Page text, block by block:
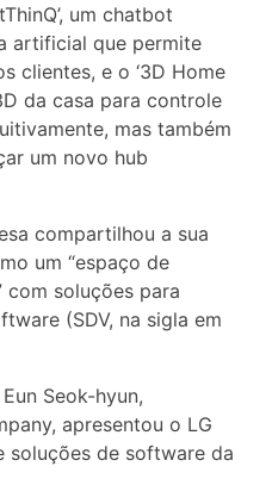
um chatbot
artificial que permite
clientes, e o ‘3D Home
da casa para controle
mas também
um novo hub
compartilhou a sua
um “espaço de
com soluções para
(SDV, na sigla em
Seok-hyun,
apresentou o LG
soluções de software da